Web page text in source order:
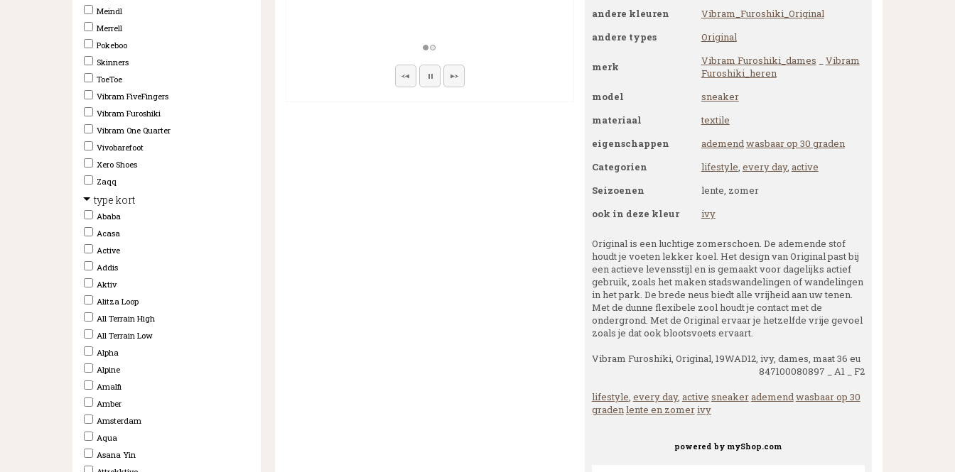
Meindl
Merrell
Pokeboo
Skinners
ToeToe
Vibram FiveFingers
Vibram Furoshiki
Vibram One Quarter
Vivobarefoot
Xero Shoes
Zaqq
type kort
Ababa
Acasa
Active
Addis
Aktiv
Alitza Loop
All Terrain High
All Terrain Low
Alpha
Alpine
Amalfi
Amber
Amsterdam
Aqua
Asana Yin
andere kleuren
Vibram_Furoshiki_Original
andere types
Original
merk Vibram Furoshiki_dames
Vibram
Furoshiki_heren
model
sneaker
materiaal
textile
eigenschappen
ademendwasbaar op 30 graden
Categorien
lifestyle, every day, active
Seizoenen
lente, zomer
ook in deze kleur
ivy
Original is een luchtige zomerschoen. De ademende stof
houdt je voeten lekker koel. Het design van Original past bij
een actieve levensstijl en is gemaakt voor dagelijks actief
gebruik, zoals het maken stadswandelingen of wandelingen
in het park. De brede neus biedt alle vrijheid aan uw tenen.
Met de dunne flexibele zool houdt je contact met de
ondergrond. Met de Original ervaar je hetzelfde vrije gevoel
zoals je dat ook blootsvoets ervaart.
Vibram Furoshiki, Original, 19WAD12, ivy, dames, maat 36 eu
847100080897 _ A1 _ F2
lifestyle, every day, active sneakerademendwasbaar op 30
gradenlente en zomerivy
powered by myShop.com